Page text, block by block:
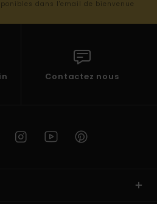
dans l'email de bienvenue
Contactez nous